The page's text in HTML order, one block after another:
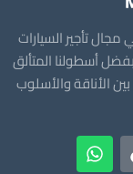
تأجير السيارات
أسطولنا المتألق
الأناقة والأسلوب